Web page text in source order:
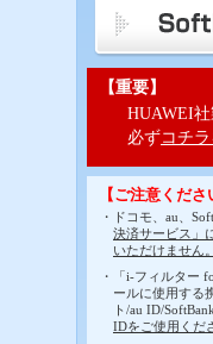
【重要】
HUAWEI
必ずコチ
【ご注意くださ
・ドコモ、au、
決済サービス」
いただけません。
・「i-フィルター
ールに使用する
ト/au ID/
IDをご使用くだ